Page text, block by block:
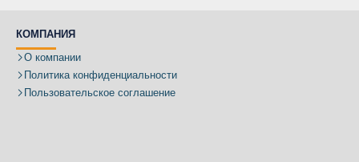
КОМПАНИЯ
О компании
Политика конфиденциальности
Пользовательское соглашение